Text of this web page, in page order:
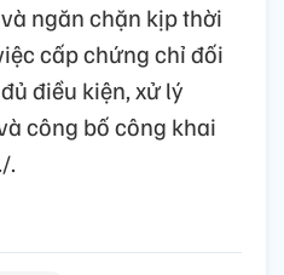
ngăn chặn kịp thời
cấp chứng chỉ đối
điều kiện, xử lý
công bố công khai
.